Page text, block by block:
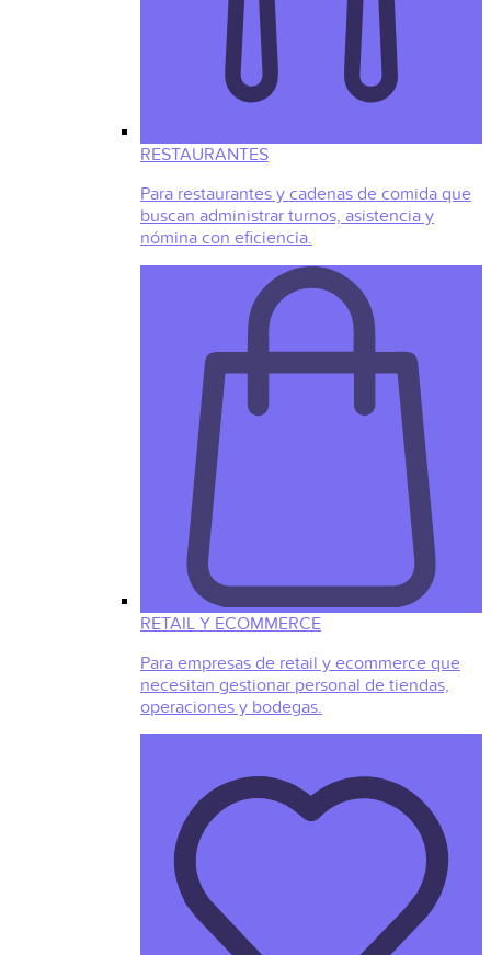
RESTAURANTES
Para restaurantes y cadenas de comida que
buscan administrar turnos, asistencia y
nómina con eficiencia.
RETAIL Y ECOMMERCE
Para empresas de retail y ecommerce que
necesitan gestionar personal de tiendas,
operaciones y bodegas.